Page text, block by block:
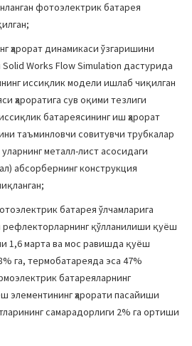
фотоэлектрик батарея
ҳарорат динамикаси ўзгаришини
Works Flow Simulation дастурида
иссиқлик модели ишлаб чиқилган
ҳароратига сув оқими тезлиги
батареясининг иш ҳарорат
таъминловчи совитувчи трубкалар
металл-лист асосидаги
абсорбернинг конструкция
батарея ўлчамларига
рефлекторларнинг қўлланилиши қуёш
1,6 марта ва мос равишда қуёш
га, термобатареяда эса 47%
батареяларнинг
элементининг ҳарорати пасайиши
самарадорлиги 2% га ортиши